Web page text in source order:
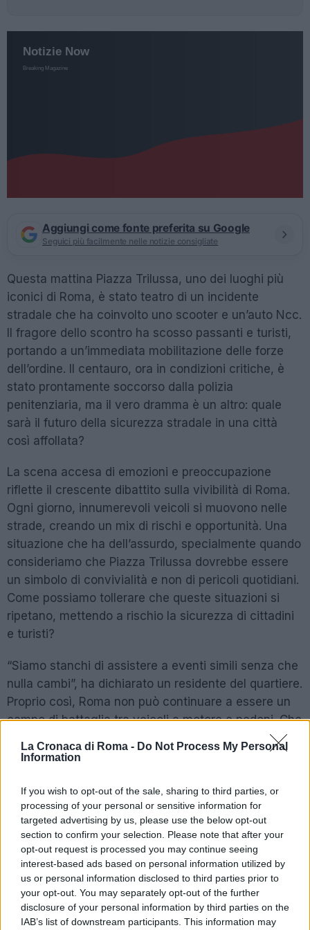
La Cronaca di Roma - Do Not Process My Personal
Information
If you wish to opt-out of the sale, sharing to third parties, or
processing of your personal or sensitive information for
targeted advertising by us, please use the below opt-out
section to confirm your selection. Please note that after your
opt-out request is processed you may continue seeing
interest-based ads based on personal information utilized by
us or personal information disclosed to third parties prior to
your opt-out. You may separately opt-out of the further
disclosure of your personal information by third parties on the
IAB’s list of downstream participants. This information may
Aggiungi come fonte preferita su Google
Seguici più facilmente nelle notizie consigliate
Questa mattina Piazza Trilussa, uno dei luoghi più
iconici di Roma, è stato teatro di un incidente
stradale che ha coinvolto uno scooter e un’auto Ncc.
Il fragore dello scontro ha scosso passanti e turisti,
portando a un’immediata mobilitazione delle forze
dell’ordine. Il centauro, ora in condizioni critiche, è
stato prontamente soccorso dalla polizia
penitenziaria, ma il vero dramma è un altro: quale
sarà il futuro della sicurezza stradale in una città
così affollata?
La scena accesa di emozioni e preoccupazione
riflette il crescente dibattito sulla vivibilità di Roma.
Ogni giorno, innumerevoli veicoli si muovono nelle
strade, creando un mix di rischi e opportunità. Una
situazione che ha dell’assurdo, specialmente quando
consideriamo che Piazza Trilussa dovrebbe essere
un simbolo di convivialità e non di pericoli quotidiani.
Come possiamo tollerare che queste situazioni si
ripetano, mettendo a rischio la sicurezza di cittadini
e turisti?
“Siamo stanchi di assistere a eventi simili senza che
nulla cambi”, ha dichiarato un residente del quartiere.
Proprio così, Roma non può continuare a essere un
campo di battaglia tra veicoli a motore e pedoni. Che
il fatto ci serva come un campanello d’allarme: è ora
di chiedere misure più incisive nei controlli e nella
dovrebbero garantire la sicurezza stradale devono
mettere in campo soluzioni reali per prevenire
incidenti futuri.
POTREBBE INTERESSARTI
Roma sotto attacco: la
‘ndrangheta e il suo primo